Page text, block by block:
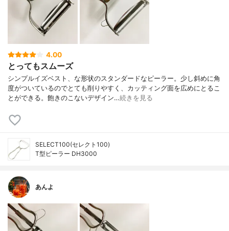
4.00
とってもスムーズ
シンプルイズベスト、な形状のスタンダードなピーラー。少し斜めに角
度がついているのでとても削りやすく、カッティング面を広めにとるこ
とができる。飽きのこないデザイン…続きを見る
SELECT100(セレクト100)
T型ピーラー DH3000
あんよ